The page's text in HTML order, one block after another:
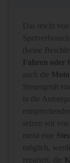
Das reicht
(keine
Fahren oder
auch die
Steuergerät
in die
setzen wir
meist eine
möglich,
repariert, die